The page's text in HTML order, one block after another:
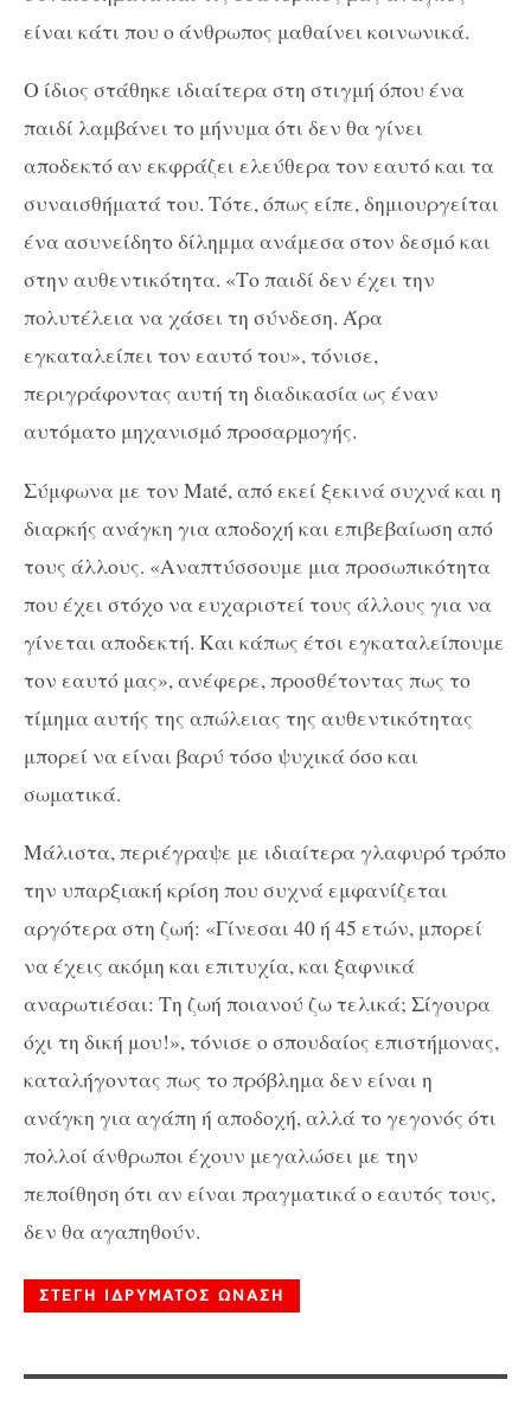
είναι κάτι που ο άνθρωπος μαθαίνει κοινωνικά.
Ο ίδιος στάθηκε ιδιαίτερα στη στιγμή όπου ένα
παιδί λαμβάνει το μήνυμα ότι δεν θα γίνει
αποδεκτό αν εκφράζει ελεύθερα τον εαυτό και τα
συναισθήματά του. Τότε, όπως είπε, δημιουργείται
ένα ασυνείδητο δίλημμα ανάμεσα στον δεσμό και
στην αυθεντικότητα. «Το παιδί δεν έχει την
πολυτέλεια να χάσει τη σύνδεση. Άρα
εγκαταλείπει τον εαυτό του», τόνισε,
περιγράφοντας αυτή τη διαδικασία ως έναν
αυτόματο μηχανισμό προσαρμογής.
Σύμφωνα με τον Maté, από εκεί ξεκινά συχνά και η
διαρκής ανάγκη για αποδοχή και επιβεβαίωση από
τους άλλους. «Αναπτύσσουμε μια προσωπικότητα
που έχει στόχο να ευχαριστεί τους άλλους για να
γίνεται αποδεκτή. Και κάπως έτσι εγκαταλείπουμε
τον εαυτό μας», ανέφερε, προσθέτοντας πως το
τίμημα αυτής της απώλειας της αυθεντικότητας
μπορεί να είναι βαρύ τόσο ψυχικά όσο και
σωματικά.
Μάλιστα, περιέγραψε με ιδιαίτερα γλαφυρό τρόπο
την υπαρξιακή κρίση που συχνά εμφανίζεται
αργότερα στη ζωή: «Γίνεσαι 40 ή 45 ετών, μπορεί
να έχεις ακόμη και επιτυχία, και ξαφνικά
αναρωτιέσαι: Τη ζωή ποιανού ζω τελικά; Σίγουρα
όχι τη δική μου!», τόνισε ο σπουδαίος επιστήμονας,
καταλήγοντας πως το πρόβλημα δεν είναι η
ανάγκη για αγάπη ή αποδοχή, αλλά το γεγονός ότι
πολλοί άνθρωποι έχουν μεγαλώσει με την
πεποίθηση ότι αν είναι πραγματικά ο εαυτός τους,
δεν θα αγαπηθούν.
ΣΤΕΓΗ ΙΔΡΥΜΑΤΟΣ ΩΝΑΣΗ